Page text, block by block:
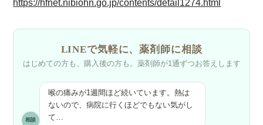
https://hfnet.nibiohn.go.jp/contents/detail1274.html
LINEで気軽に、薬剤師に相談
はじめての方も、購入後の方も。 薬剤師が1通ずつお答えします
相談
喉の痛みが1週間ほど続いています。熱は
ないので、病院に行くほどでもない気がし
て…